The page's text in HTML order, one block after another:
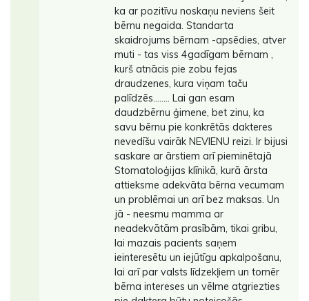
ka ar pozitīvu noskaņu neviens šeit
bērnu negaida. Standarta
skaidrojums bērnam -apsēdies, atver
muti - tas viss 4gadīgam bērnam ,
kurš atnācis pie zobu fejas
draudzenes, kura viņam taču
palīdzēs........ Lai gan esam
daudzbērnu ģimene, bet zinu, ka
savu bērnu pie konkrētās dakteres
nevedīšu vairāk NEVIENU reizi. Ir bijusi
saskare ar ārstiem arī pieminētajā
Stomatoloģijas klīnikā, kurā ārsta
attieksme adekvāta bērna vecumam
un problēmai un arī bez maksas. Un
jā - neesmu mamma ar
neadekvātām prasībām, tikai gribu,
lai mazais pacients saņem
ieinteresētu un iejūtīgu apkalpošanu,
lai arī par valsts līdzekļiem un tomēr
bērna intereses un vēlme atgriezties